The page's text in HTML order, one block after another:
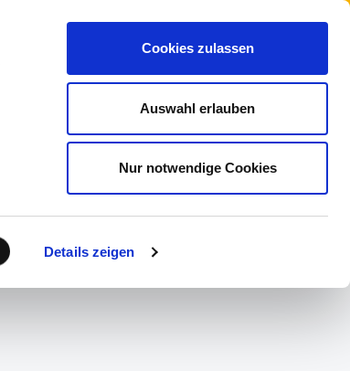
Details zeigen
Cookies zulassen
Auswahl erlauben
Nur notwendige Cookies